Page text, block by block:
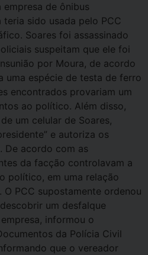
de ônibus
teria sido usada pelo PCC
Soares foi assassinado
suspeitam que ele foi
por Moura, de acordo
uma espécie de testa de ferro
encontrados provariam um
ao político. Além disso,
um celular de Soares,
e autoriza os
De acordo com as
da facção controlavam a
político, em uma relação
PCC supostamente ordenou
um desfalque
informou o
da Polícia Civil
que o vereador